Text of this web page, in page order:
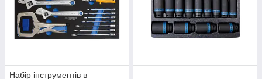
Набір інструментів в